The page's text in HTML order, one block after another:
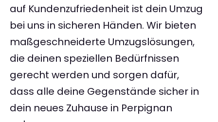
auf Kundenzufriedenheit ist dein Umzug
bei uns in sicheren Händen. Wir bieten
maßgeschneiderte Umzugslösungen,
die deinen speziellen Bedürfnissen
gerecht werden und sorgen dafür,
dass alle deine Gegenstände sicher in
dein neues Zuhause in Perpignan